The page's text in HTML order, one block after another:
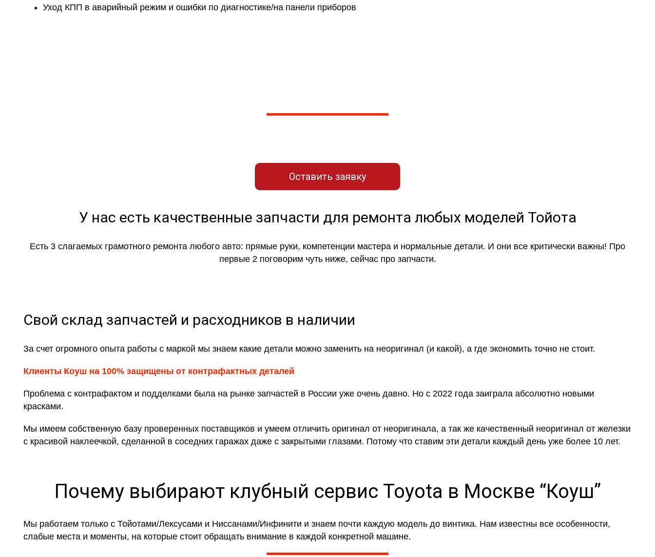
Уход КПП в аварийный режим и ошибки по диагностике/на панели приборов
Оставить заявку
У нас есть качественные запчасти для ремонта любых моделей Тойота
Есть 3 слагаемых грамотного ремонта любого авто: прямые руки, компетенции мастера и нормальные детали. И они все критически важны! Про
первые 2 поговорим чуть ниже, сейчас про запчасти.
Свой склад запчастей и расходников в наличии
За счет огромного опыта работы с маркой мы знаем какие детали можно заменить на неоригинал (и какой), а где экономить точно не стоит.
Клиенты Коуш на 100% защищены от контрафактных деталей
Проблема с контрафактом и подделками была на рынке запчастей в России уже очень давно. Но с 2022 года заиграла абсолютно новыми
красками.
Мы имеем собственную базу проверенных поставщиков и умеем отличить оригинал от неоригинала, а так же качественный неоригинал от железки
с красивой наклеечкой, сделанной в соседних гаражах даже с закрытыми глазами. Потому что ставим эти детали каждый день уже более 10 лет.
Почему выбирают клубный сервис Toyota в Москве “Коуш”
Мы работаем только с Тойотами/Лексусами и Ниссанами/Инфинити и знаем почти каждую модель до винтика. Нам известны все особенности,
слабые места и моменты, на которые стоит обращать внимание в каждой конкретной машине.